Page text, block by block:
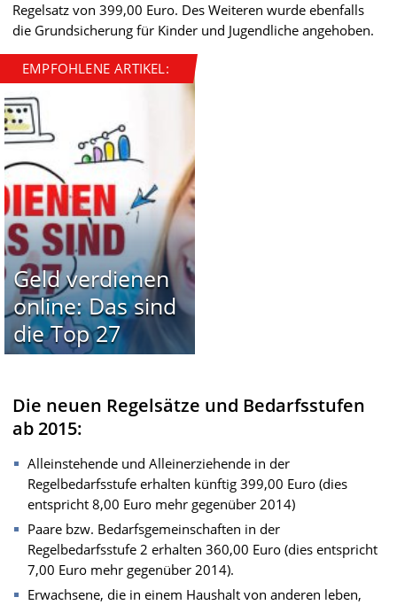
Regelsatz von 399,00 Euro. Des Weiteren wurde ebenfalls
die Grundsicherung für Kinder und Jugendliche angehoben.
EMPFOHLENE ARTIKEL:
Geld verdienen
online: Das sind
die Top 27
Die neuen Regelsätze und Bedarfsstufen
ab 2015:
Alleinstehende und Alleinerziehende in der
Regelbedarfsstufe erhalten künftig 399,00 Euro (dies
entspricht 8,00 Euro mehr gegenüber 2014)
Paare bzw. Bedarfsgemeinschaften in der
Regelbedarfsstufe 2 erhalten 360,00 Euro (dies entspricht
7,00 Euro mehr gegenüber 2014).
Erwachsene, die in einem Haushalt von anderen leben,